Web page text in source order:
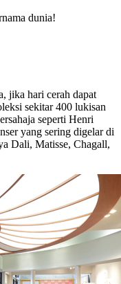
dunia!
jika hari cerah dapat
sekitar 400 lukisan
seperti Henri
yang sering digelar di
Dali, Matisse, Chagall,